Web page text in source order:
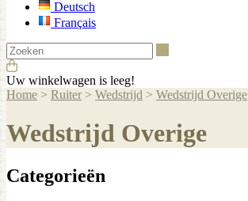
Deutsch
Français
Uw winkelwagen is leeg!
Home > Ruiter > Wedstrijd > Wedstrijd Overige
Wedstrijd Overige
Categorieën